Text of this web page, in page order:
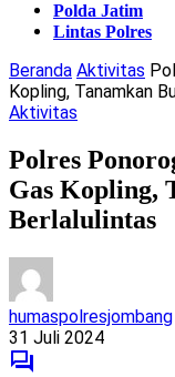
Polda Jatim
Lintas Polres
Beranda Aktivitas
Kopling, Tanamkan
Aktivitas
Polres
Gas Kopling,
Berlalulintas
humaspolresjombang
31 Juli 2024